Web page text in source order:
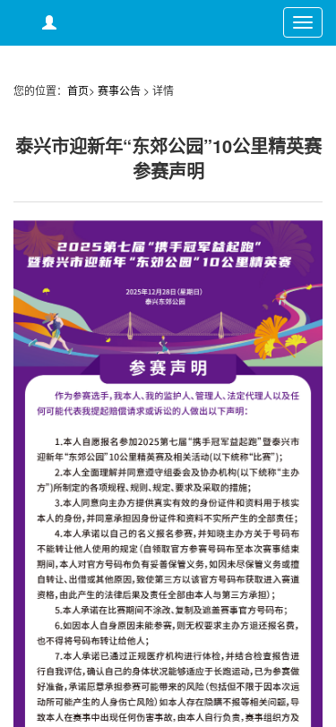
Toggle
您的位置： 首页> 赛事公告 > 详情
泰兴市迎新年“东郊公园”10公里精英赛
参赛声明